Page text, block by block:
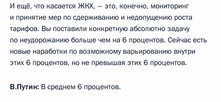
И ещё, что касается ЖКХ, – это, конечно, мониторинг
и принятие мер по сдерживанию и недопущению роста
тарифов. Вы поставили конкретную абсолютно задачу
по неудорожанию больше чем на 6 процентов. Сейчас есть
новые наработки по возможному варьированию внутри
этих 6 процентов, но не превышая этих 6 процентов.
В.Путин: В среднем 6 процентов.